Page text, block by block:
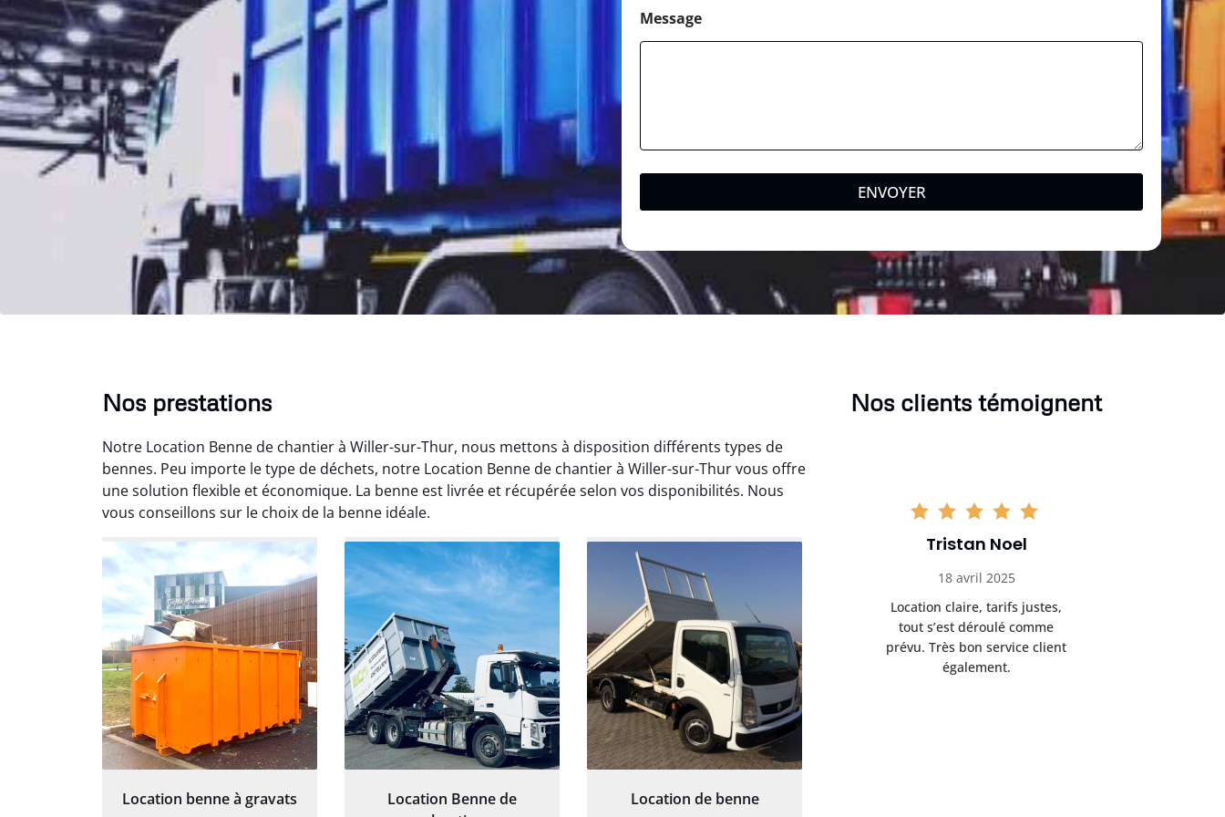
Message
ENVOYER
Nos prestations
Notre Location Benne de chantier à Willer-sur-Thur, nous mettons à disposition différents types de
bennes. Peu importe le type de déchets, notre Location Benne de chantier à Willer-sur-Thur vous offre
une solution flexible et économique. La benne est livrée et récupérée selon vos disponibilités. Nous
vous conseillons sur le choix de la benne idéale.
Location benne à gravats
Location Benne de
Location de benne
Nos clients témoignent
Aurélie Bonnet
21 juin 2024
Le service de terrassement
jardin à Var était
exceptionnel. L'équipe a
travaillé de manière efficace
et professionnelle, laissant
notre jardin impeccable et
prêt pour notre nouveau
projet d'aménagement
paysager.
Elisa Barreau
6 avril 2025
Parfait pour évacuer les
gravats de mon chantier.
Service rapide et efficace. Je
recommande sans
hésitation.
Tristan Noel
18 avril 2025
Location claire, tarifs justes,
tout s’est déroulé comme
prévu. Très bon service client
également.